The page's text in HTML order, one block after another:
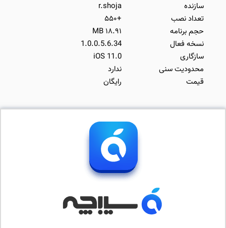
r.shoja
+۵۵۰
۱۸.۹۱ MB
1.0.0.5.6.34
iOS 11.0
ندارد
رایگان
سازنده
تعداد نصب
حجم برنامه
نسخه فعال
سازگاری
محدودیت سنی
قیمت